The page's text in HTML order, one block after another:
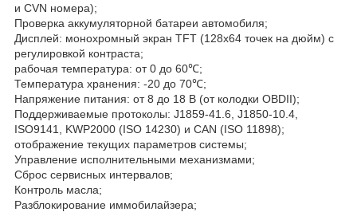
и CVN номера);
Проверка аккумуляторной батареи автомобиля;
Дисплей: монохромный экран TFT (128х64 точек на дюйм) с
регулировкой контраста;
рабочая температура: от 0 до 60℃;
Температура хранения: -20 до 70℃;
Напряжение питания: от 8 до 18 В (от колодки OBDII);
Поддерживаемые протоколы: J1859-41.6, J1850-10.4,
ISO9141, KWP2000 (ISO 14230) и CAN (ISO 11898);
отображение текущих параметров системы;
Управление исполнительными механизмами;
Сброс сервисных интервалов;
Контроль масла;
Разблокирование иммобилайзера;